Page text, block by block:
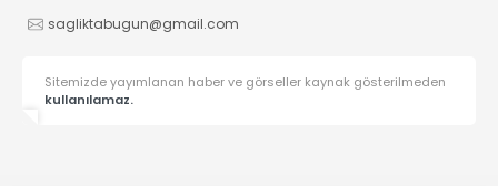
sagliktabugun@gmail.com
Sitemizde yayımlanan haber ve görseller kaynak gösterilmeden
kullanılamaz.